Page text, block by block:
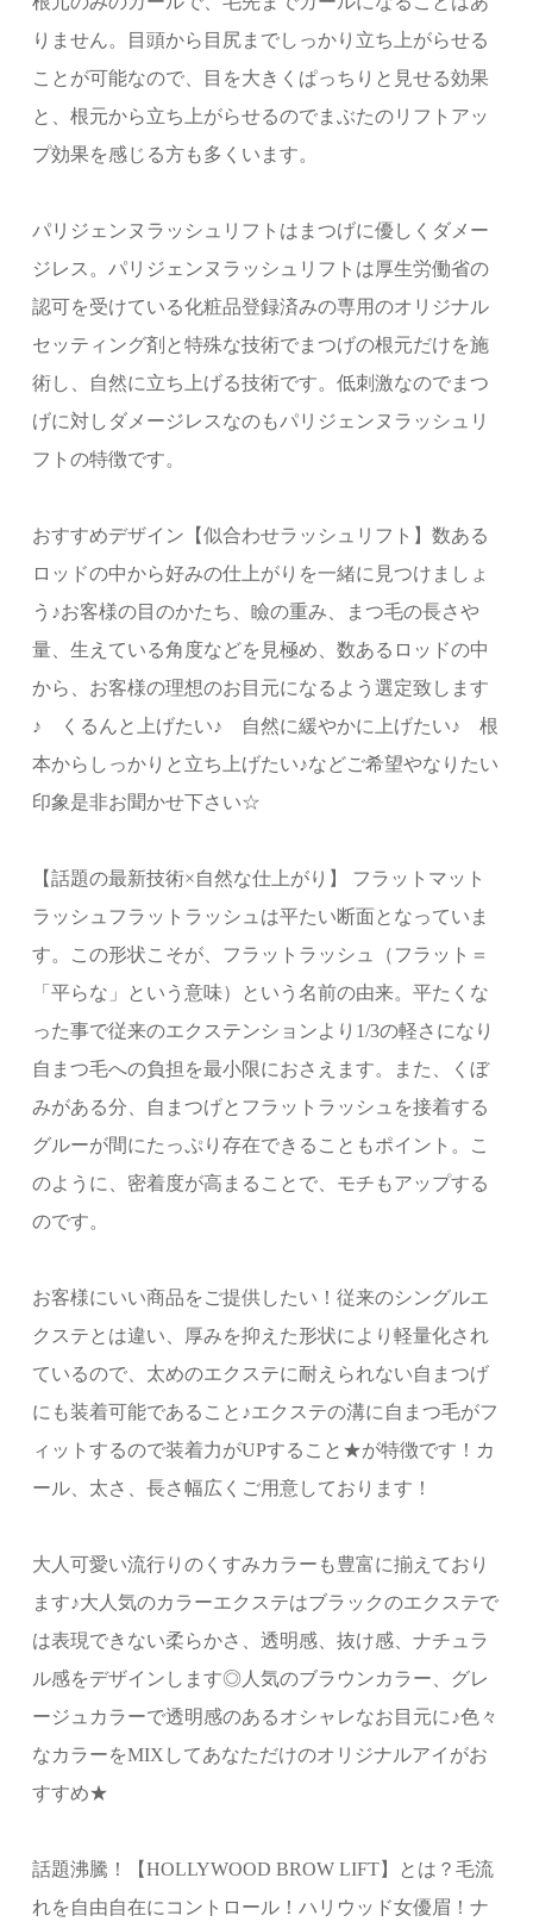
りません。目頭から目尻までしっかり立ち上がらせる
ことが可能なので、目を大きくぱっちりと見せる効果
と、根元から立ち上がらせるのでまぶたのリフトアッ
プ効果を感じる方も多くいます。
パリジェンヌラッシュリフトはまつげに優しくダメー
ジレス。パリジェンヌラッシュリフトは厚生労働省の
認可を受けている化粧品登録済みの専用のオリジナル
セッティング剤と特殊な技術でまつげの根元だけを施
術し、自然に立ち上げる技術です。低刺激なのでまつ
げに対しダメージレスなのもパリジェンヌラッシュリ
フトの特徴です。
おすすめデザイン【似合わせラッシュリフト】数ある
ロッドの中から好みの仕上がりを一緒に見つけましょ
う♪お客様の目のかたち、瞼の重み、まつ毛の長さや
量、生えている角度などを見極め、数あるロッドの中
から、お客様の理想のお目元になるよう選定致します
♪ くるんと上げたい♪ 自然に緩やかに上げたい♪ 根
本からしっかりと立ち上げたい♪などご希望やなりたい
印象是非お聞かせ下さい☆
【話題の最新技術×自然な仕上がり】 フラットマット
ラッシュフラットラッシュは平たい断面となっていま
す。この形状こそが、フラットラッシュ（フラット＝
「平らな」という意味）という名前の由来。平たくな
った事で従来のエクステンションより1/3の軽さになり
自まつ毛への負担を最小限におさえます。また、くぼ
みがある分、自まつげとフラットラッシュを接着する
グルーが間にたっぷり存在できることもポイント。こ
のように、密着度が高まることで、モチもアップする
のです。
お客様にいい商品をご提供したい！従来のシングルエ
クステとは違い、厚みを抑えた形状により軽量化され
ているので、太めのエクステに耐えられない自まつげ
にも装着可能であること♪エクステの溝に自まつ毛がフ
ィットするので装着力がUPすること★が特徴です！カ
ール、太さ、長さ幅広くご用意しております！
大人可愛い流行りのくすみカラーも豊富に揃えており
ます♪大人気のカラーエクステはブラックのエクステで
は表現できない柔らかさ、透明感、抜け感、ナチュラ
ル感をデザインします◎人気のブラウンカラー、グレ
ージュカラーで透明感のあるオシャレなお目元に♪色々
なカラーをMIXしてあなただけのオリジナルアイがお
すすめ★
話題沸騰！【HOLLYWOOD BROW LIFT】とは？毛流
れを自由自在にコントロール！ハリウッド女優眉！ナ